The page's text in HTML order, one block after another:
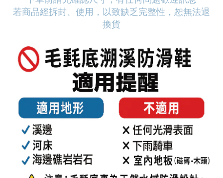
若商品經拆封、使用，以致缺乏完整性，恕無法退
換貨